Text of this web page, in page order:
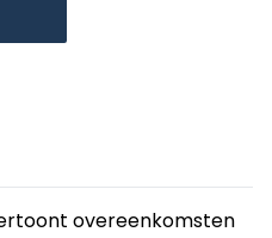
overeenkomsten